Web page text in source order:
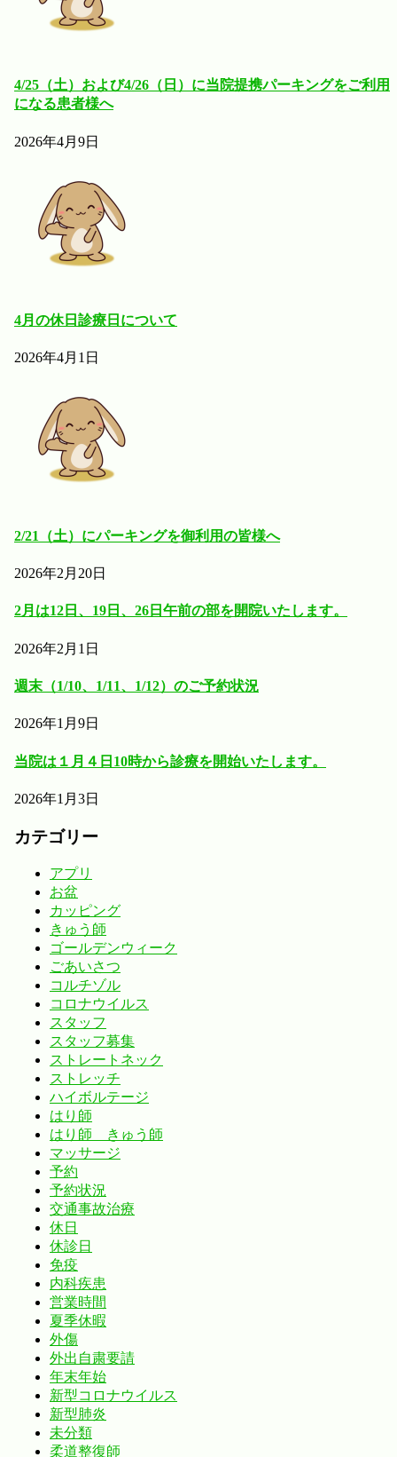
4/25（土）および4/26（日）に当院提携パーキングをご利用
になる患者様へ
2026年4月9日
4月の休日診療日について
2026年4月1日
2/21（土）にパーキングを御利用の皆様へ
2026年2月20日
2月は12日、19日、26日午前の部を開院いたします。
2026年2月1日
週末（1/10、1/11、1/12）のご予約状況
2026年1月9日
当院は１月４日10時から診療を開始いたします。
2026年1月3日
カテゴリー
アプリ
お盆
カッピング
きゅう師
ゴールデンウィーク
ごあいさつ
コルチゾル
コロナウイルス
スタッフ
スタッフ募集
ストレートネック
ストレッチ
ハイボルテージ
はり師
はり師 きゅう師
マッサージ
予約
予約状況
交通事故治療
休日
休診日
免疫
内科疾患
営業時間
夏季休暇
外傷
外出自粛要請
年末年始
新型コロナウイルス
新型肺炎
未分類
柔道整復師